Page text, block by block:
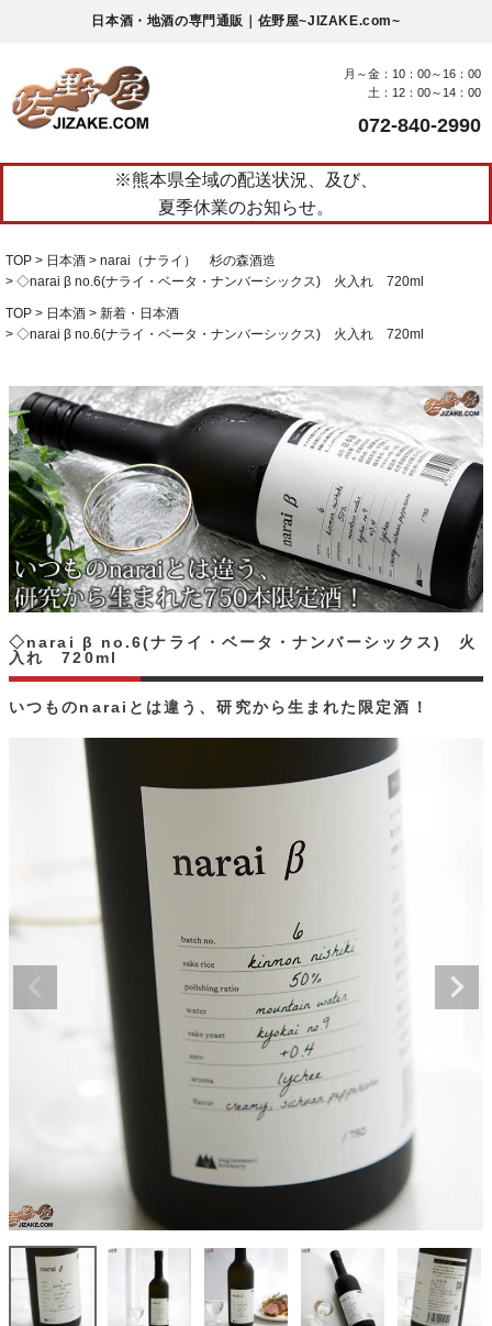
日本酒・地酒の専門通販｜佐野屋~JIZAKE.com~
月～金：10：00～16：00
土：12：00～14：00
072-840-2990
※熊本県全域の配送状況、及び、
夏季休業のお知らせ。
TOP 日本酒
narai（ナライ） 杉の森酒造
◇narai β no.6(ナライ・ベータ・ナンバーシックス) 火入れ 720ml
TOP 日本酒
新着・日本酒
◇narai β no.6(ナライ・ベータ・ナンバーシックス) 火入れ 720ml
いつものnaraiとは違う、研究から生まれた限定酒！
◇narai β no.6(ナライ・ベータ・ナンバーシックス) 火
入れ 720ml